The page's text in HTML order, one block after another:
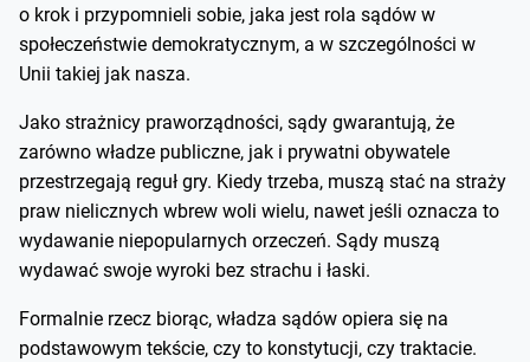
o krok i przypomnieli sobie, jaka jest rola sądów w
społeczeństwie demokratycznym, a w szczególności w
Unii takiej jak nasza.
Jako strażnicy praworządności, sądy gwarantują, że
zarówno władze publiczne, jak i prywatni obywatele
przestrzegają reguł gry. Kiedy trzeba, muszą stać na straży
praw nielicznych wbrew woli wielu, nawet jeśli oznacza to
wydawanie niepopularnych orzeczeń. Sądy muszą
wydawać swoje wyroki bez strachu i łaski.
Formalnie rzecz biorąc, władza sądów opiera się na
podstawowym tekście, czy to konstytucji, czy traktacie.